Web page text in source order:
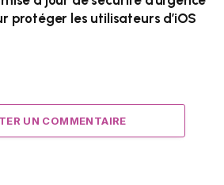
protéger les utilisateurs d’iOS
UN COMMENTAIRE